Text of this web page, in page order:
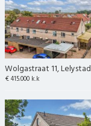
Wolgastraat 11, Lelystad
€ 415.000 k.k